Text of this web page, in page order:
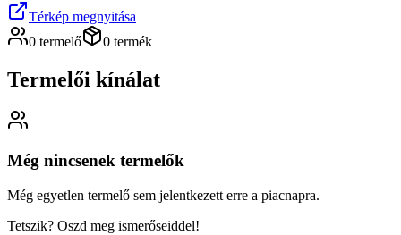
Térkép megnyitása
0 termelő
0 termék
Termelői kínálat
Még nincsenek termelők
Még egyetlen termelő sem jelentkezett erre a piacnapra.
Tetszik? Oszd meg ismerőseiddel!